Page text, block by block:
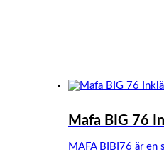
Mafa BIG 76
MAFA BIBI76 är en